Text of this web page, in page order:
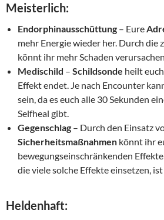
Meisterlich:
Endorphinausschüttung – Eure
mehr Energie wieder her. Durch die
könnt ihr mehr Schaden
Medischild – Schildsonde heilt
Effekt endet. Je nach Encounter
sein, da es euch alle 30 Sekunden
Selfheal gibt.
Gegenschlag – Durch den Einsatz
Sicherheitsmaßnahmen könnt ihr
bewegungseinschränkenden
die viele solche Effekte einsetzen,
Heldenhaft: